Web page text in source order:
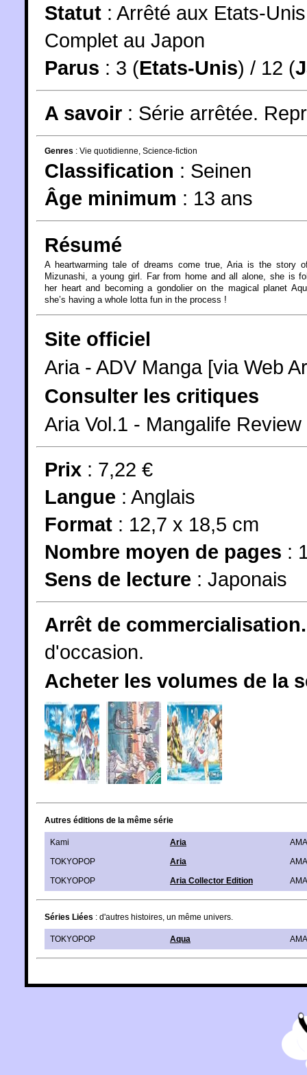
Statut : Arrêté aux Etats-
Complet au Japon
Parus : 3 (Etats-Unis) / 12 (
A savoir : Série arrêtée.
Genres : Vie quotidienne Science-fiction
Classification : Seinen
Âge minimum : 13 ans
Résumé
A heartwarming tale of dreams come true, Aria is the story
Mizunashi, a young girl. Far from home and all alone, she is
her heart and becoming a gondolier on the magical planet
she’s having a whole lotta fun in the process !
Site officiel
Aria - ADV Manga [via Web
Consulter les critiques
Aria Vol.1 - Mangalife Review
Prix : 7,22 €
Langue : Anglais
Format : 12,7 x 18,5 cm
Nombre moyen de pages :
Sens de lecture : Japonais
Arrêt de commercialisation.
d'occasion.
Acheter les volumes de la
Autres éditions de la même série
Kami Aria
TOKYOPOP
Aria
TOKYOPOP
Aria Collector Edition
Séries Liées : d'autres histoires, un même univers.
TOKYOPOP Aqua